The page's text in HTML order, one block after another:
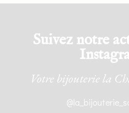
Suivez notre
Votre bijouterie la